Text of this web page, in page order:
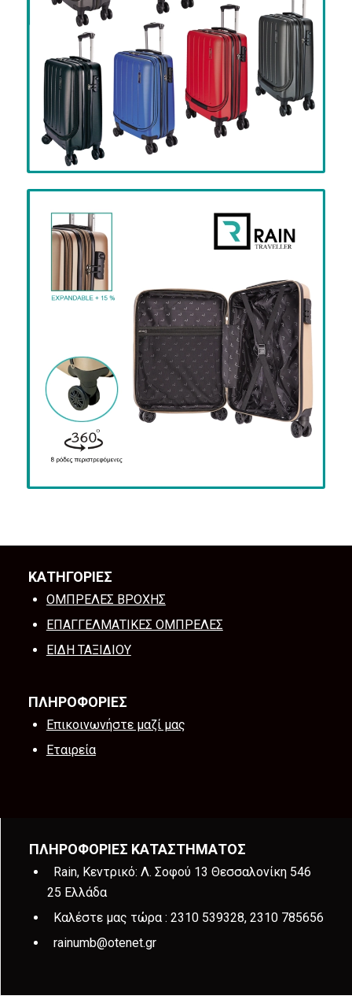
ΚΑΤΗΓΟΡΙΕΣ
ΟΜΠΡΕΛΕΣ ΒΡΟΧΗΣ
ΕΠΑΓΓΕΛΜΑΤΙΚΕΣ ΟΜΠΡΕΛΕΣ
ΕΙΔΗ ΤΑΞΙΔΙΟΥ
ΠΛΗΡΟΦΟΡΙΕΣ
Επικοινωνήστε μαζί μας
Εταιρεία
ΠΛΗΡΟΦΟΡΙΕΣ ΚΑΤΑΣΤΗΜΑΤΟΣ
Rain, Κεντρικό: Λ. Σοφού 13 Θεσσαλονίκη 546
25 Ελλάδα
Καλέστε μας τώρα : 2310 539328, 2310 785656
rainumb@otenet.gr